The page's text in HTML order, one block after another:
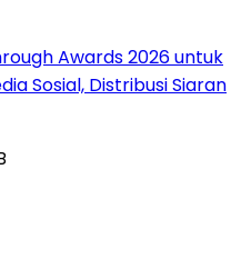
Awards 2026 untuk
Sosial, Distribusi Siaran